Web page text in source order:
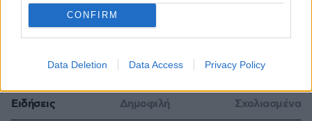
CONFIRM
Data Deletion Data Access Privacy Policy
Επαγγελματική Εκπαίδευση & Εξειδίκευση: Το Mοντέλο που
σε Bάζει στην Aγορά Eργασίας
ΡΟΗ ΕΙΔΗΣΕΩΝ
Ειδήσεις Δημοφιλή Σχολιασμένα